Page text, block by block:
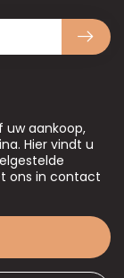
uw aankoop,
Hier vindt u
ons in contact